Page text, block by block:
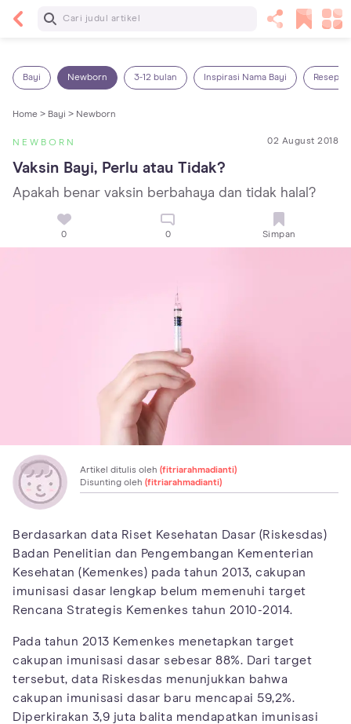
Baca Selanjutnya
Bayi Newborn 3-12 bulan Inspirasi Nama Bayi Resep
Home > Bayi > Newborn
NEWBORN 02 August 2018
Vaksin Bayi, Perlu atau Tidak?
Apakah benar vaksin berbahaya dan tidak halal?
0 0 Simpan
Artikel ditulis oleh (fitriarahmadianti)
Disunting oleh (fitriarahmadianti)
Berdasarkan data Riset Kesehatan Dasar (Riskesdas)
Badan Penelitian dan Pengembangan Kementerian
Kesehatan (Kemenkes) pada tahun 2013, cakupan
imunisasi dasar lengkap belum memenuhi target
Rencana Strategis Kemenkes tahun 2010-2014.
Pada tahun 2013 Kemenkes menetapkan target
cakupan imunisasi dasar sebesar 88%. Dari target
tersebut, data Riskesdas menunjukkan bahwa
cakupan imunisasi dasar baru mencapai 59,2%.
Diperkirakan 3,9 juta balita mendapatkan imunisasi